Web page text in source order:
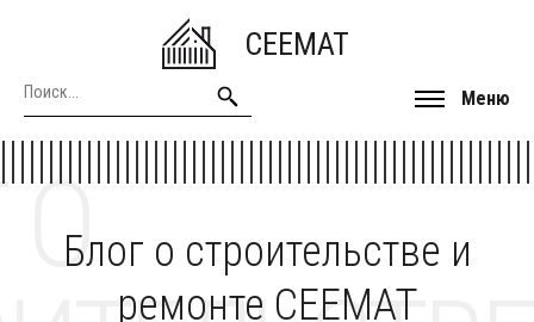
CEEMAT
Меню
Блог о строительстве и
ремонте CEEMAT
О